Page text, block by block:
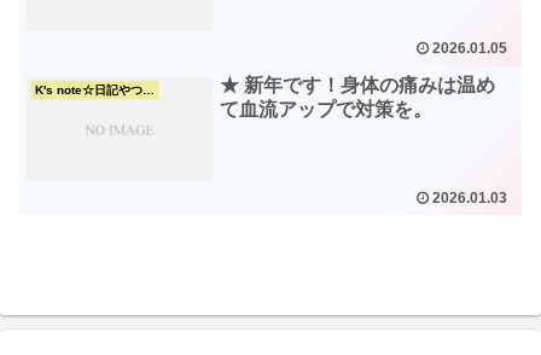
2026.01.05
K's note☆日記やつぶやき
★ 新年です！身体の痛みは温め
て血流アップで対策を。
2026.01.03